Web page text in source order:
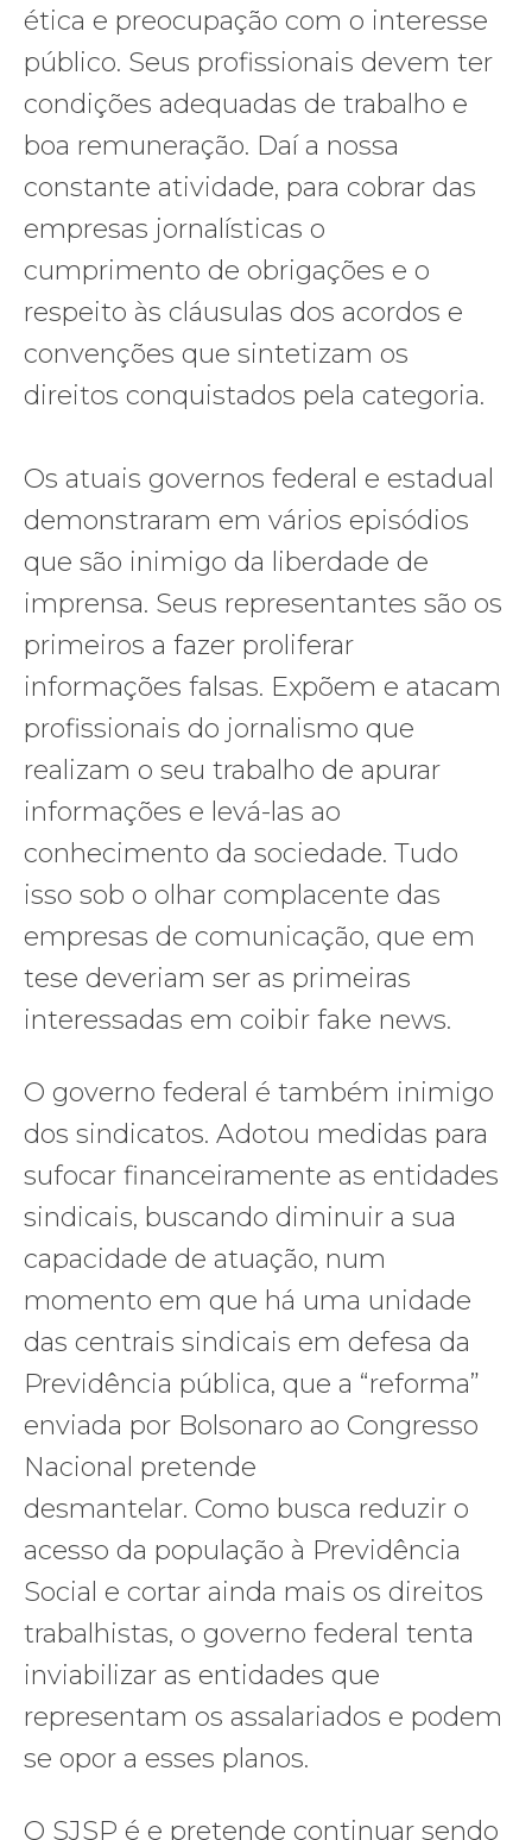
ética e preocupação com o interesse
público. Seus profissionais devem ter
condições adequadas de trabalho e
boa remuneração. Daí a nossa
constante atividade, para cobrar das
empresas jornalísticas o
cumprimento de obrigações e o
respeito às cláusulas dos acordos e
convenções que sintetizam os
direitos conquistados pela categoria.
Os atuais governos federal e estadual
demonstraram em vários episódios
que são inimigo da liberdade de
imprensa. Seus representantes são os
primeiros a fazer proliferar
informações falsas. Expõem e atacam
profissionais do jornalismo que
realizam o seu trabalho de apurar
informações e levá-las ao
conhecimento da sociedade. Tudo
isso sob o olhar complacente das
empresas de comunicação, que em
tese deveriam ser as primeiras
interessadas em coibir fake news.
O governo federal é também inimigo
dos sindicatos. Adotou medidas para
sufocar financeiramente as entidades
sindicais, buscando diminuir a sua
capacidade de atuação, num
momento em que há uma unidade
das centrais sindicais em defesa da
Previdência pública, que a “reforma”
enviada por Bolsonaro ao Congresso
Nacional pretende
desmantelar. Como busca reduzir o
acesso da população à Previdência
Social e cortar ainda mais os direitos
trabalhistas, o governo federal tenta
inviabilizar as entidades que
representam os assalariados e podem
se opor a esses planos.
O SJSP é e pretende continuar sendo